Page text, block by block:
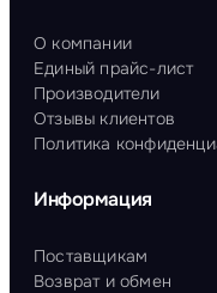
О компании
Единый прайс-лист
Производители
Отзывы клиентов
Политика
Информация
Поставщикам
Возврат и обмен